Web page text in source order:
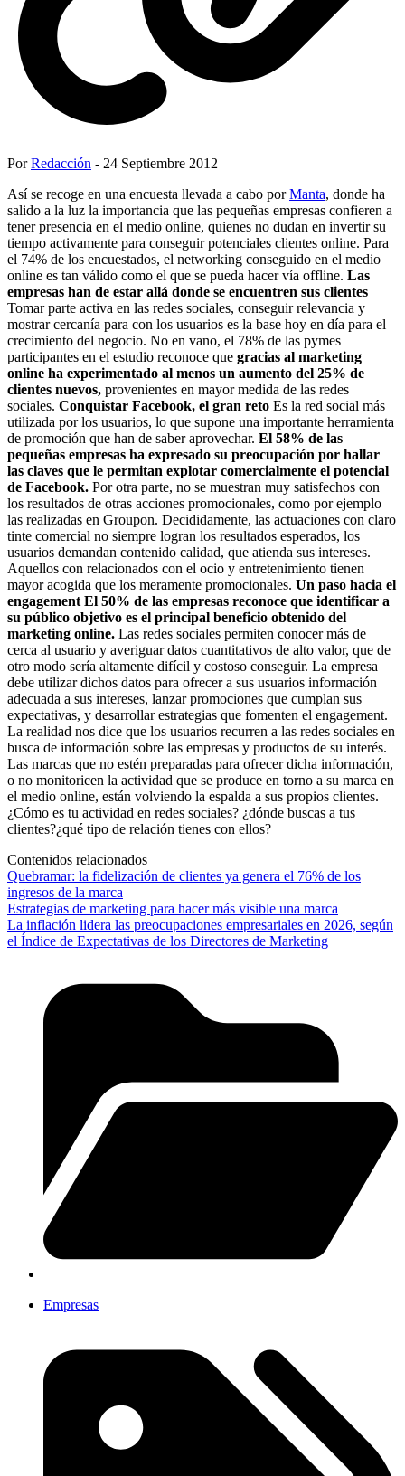
PorRedacción - 24 Septiembre 2012
Así se recoge en una encuesta llevada a cabo porManta, donde ha
salido a la luz la importancia que las pequeñas empresas confieren a
tener presencia en el medio online, quienes no dudan en invertir su
tiempo activamente para conseguir potenciales clientes online. Para
el 74% de los encuestados, el networking conseguido en el medio
online es tan válido como el que se pueda hacer vía offline. Las
empresas han de estar allá donde se encuentren sus clientes
Tomar parte activa en las redes sociales, conseguir relevancia y
mostrar cercanía para con los usuarios es la base hoy en día para el
crecimiento del negocio. No en vano, el 78% de las pymes
participantes en el estudio reconoce que gracias al marketing
online ha experimentado al menos un aumento del 25% de
clientes nuevos, provenientes en mayor medida de las redes
sociales. Conquistar Facebook, el gran reto Es la red social más
utilizada por los usuarios, lo que supone una importante herramienta
de promoción que han de saber aprovechar. El 58% de las
pequeñas empresas ha expresado su preocupación por hallar
las claves que le permitan explotar comercialmente el potencial
de Facebook. Por otra parte, no se muestran muy satisfechos con
los resultados de otras acciones promocionales, como por ejemplo
las realizadas en Groupon. Decididamente, las actuaciones con claro
tinte comercial no siempre logran los resultados esperados, los
usuarios demandan contenido calidad, que atienda sus intereses.
Aquellos con relacionados con el ocio y entretenimiento tienen
mayor acogida que los meramente promocionales. Un paso hacia el
engagement El 50% de las empresas reconoce que identificar a
su público objetivo es el principal beneficio obtenido del
marketing online. Las redes sociales permiten conocer más de
cerca al usuario y averiguar datos cuantitativos de alto valor, que de
otro modo sería altamente difícil y costoso conseguir. La empresa
debe utilizar dichos datos para ofrecer a sus usuarios información
adecuada a sus intereses, lanzar promociones que cumplan sus
expectativas, y desarrollar estrategias que fomenten el engagement.
La realidad nos dice que los usuarios recurren a las redes sociales en
busca de información sobre las empresas y productos de su interés.
Las marcas que no estén preparadas para ofrecer dicha información,
o no monitoricen la actividad que se produce en torno a su marca en
el medio online, están volviendo la espalda a sus propios clientes.
¿Cómo es tu actividad en redes sociales? ¿dónde buscas a tus
clientes?¿qué tipo de relación tienes con ellos?
Contenidos relacionados
Quebramar: la fidelización de clientes ya genera el 76% de los
ingresos de la marca
Estrategias de marketing para hacer más visible una marca
La inflación lidera las preocupaciones empresariales en 2026, según
el Índice de Expectativas de los Directores de Marketing
Empresas